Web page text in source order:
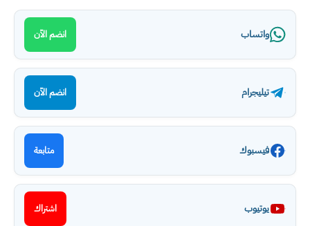
واتساب انضم الآن
تيليجرام انضم الآن
فيسبوك متابعة
يوتيوب اشتراك